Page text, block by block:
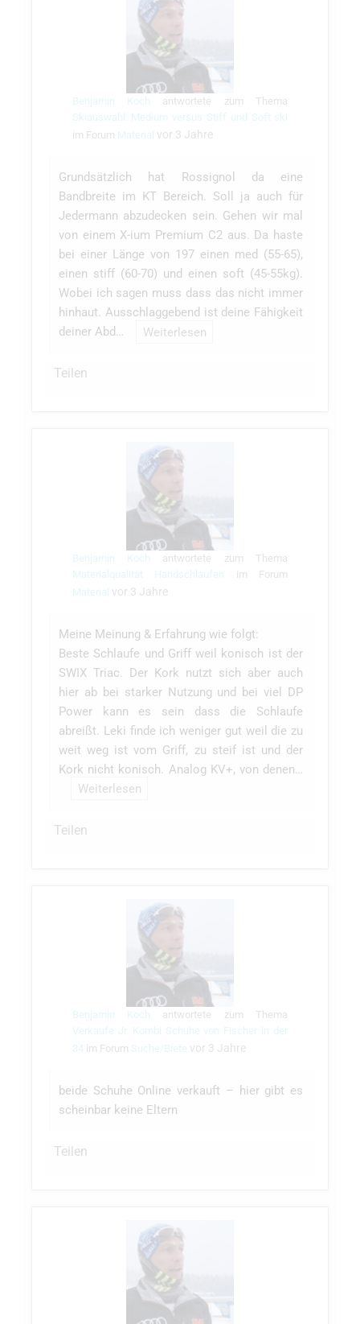
Benjamin Koch antwortete zum Thema
Skiauswahl: Medium versus Stiff und Soft ski
im Forum Material vor 3 Jahre
Grundsätzlich hat Rossignol da eine
Bandbreite im KT Bereich. Soll ja auch für
Jedermann abzudecken sein. Gehen wir mal
von einem X-ium Premium C2 aus. Da haste
bei einer Länge von 197 einen med (55-65),
einen stiff (60-70) und einen soft (45-55kg).
Wobei ich sagen muss dass das nicht immer
hinhaut. Ausschlaggebend ist deine Fähigkeit
deiner Abd…
Weiterlesen
Teilen
Benjamin Koch antwortete zum Thema
Materialqualität Handschlaufen im Forum
Material vor 3 Jahre
Meine Meinung & Erfahrung wie folgt:
Beste Schlaufe und Griff weil konisch ist der
SWIX Triac. Der Kork nutzt sich aber auch
hier ab bei starker Nutzung und bei viel DP
Power kann es sein dass die Schlaufe
abreißt. Leki finde ich weniger gut weil die zu
weit weg ist vom Griff, zu steif ist und der
Kork nicht konisch. Analog KV+, von denen…
Weiterlesen
Teilen
Benjamin Koch antwortete zum Thema
Verkaufe Jr. Kombi Schuhe von Fischer in der
34im Forum Suche/Biete vor 3 Jahre
beide Schuhe Online verkauft – hier gibt es
scheinbar keine Eltern
Teilen